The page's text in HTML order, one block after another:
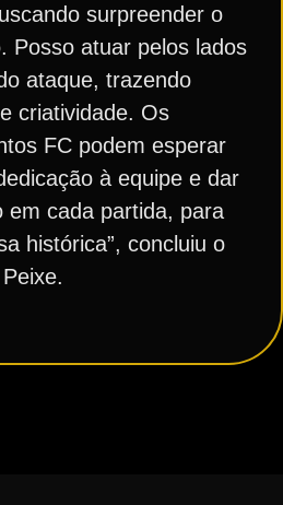
surpreender o
Posso atuar pelos lados
ataque, trazendo
criatividade. Os
FC podem esperar
à equipe e dar
em cada partida, para
histórica”, concluiu o